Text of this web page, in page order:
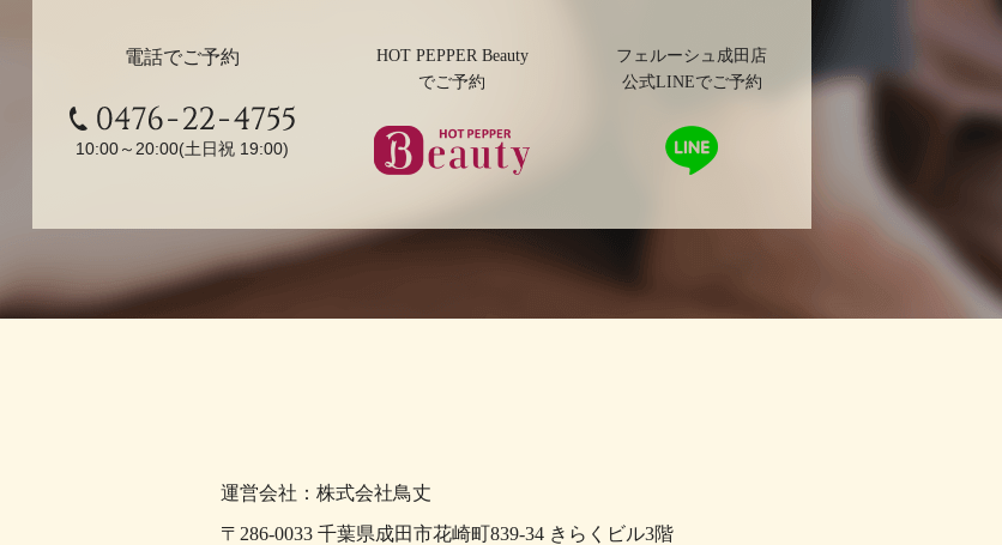
電話でご予約
0476-22-4755
10:00～20:00(土日祝 19:00)
HOT PEPPER Beauty
でご予約
ューティーで予約
フェルーシュ成田店
公式LINEでご予約
で予
運営会社：株式会社鳥丈
〒286-0033 千葉県成田市花崎町839-34 きらくビル3階